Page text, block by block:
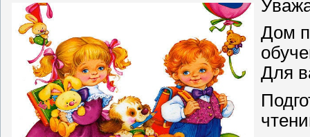
Дом
Для